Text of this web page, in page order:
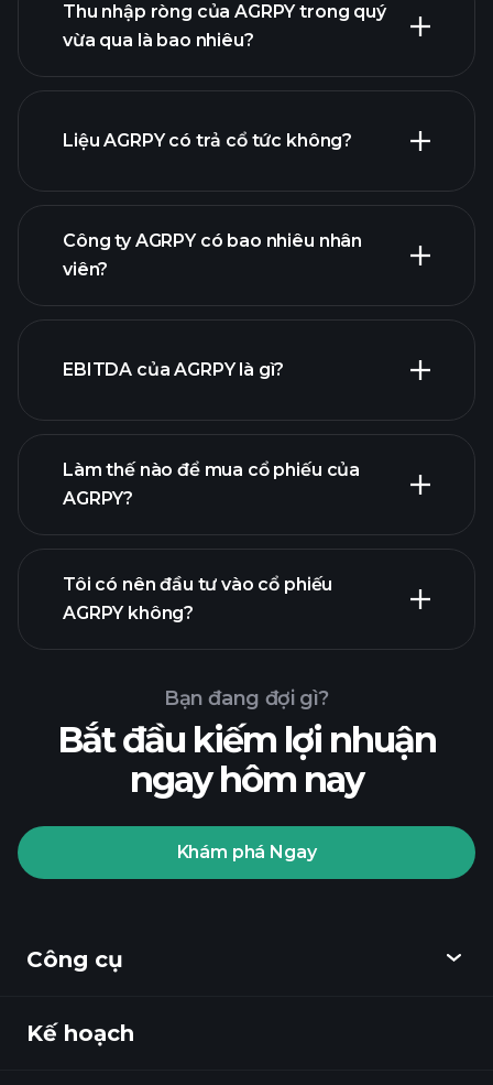
nhuận của AGRPY
báo cáo tài chính
Thu nhập ròng của AGRPY trong quý
vừa qua là bao nhiêu?
báo cáo tài chính
Liệu AGRPY có trả cổ tức không?
Công ty AGRPY có bao nhiêu nhân
viên?
EBITDA của AGRPY là gì?
báo
cáo tài chính
Làm thế nào để mua cổ phiếu của
AGRPY?
Playtrade
Tournaments
nhà môi
Tôi có nên đầu tư vào cổ phiếu
AGRPY không?
thông tin thị trường hàng ngày sử dụng
Bạn đang đợi gì?
Bắt đầu kiếm lợi nhuận
ngay hôm nay
Khám phá Ngay
Công cụ
Khám phá
Kế hoạch